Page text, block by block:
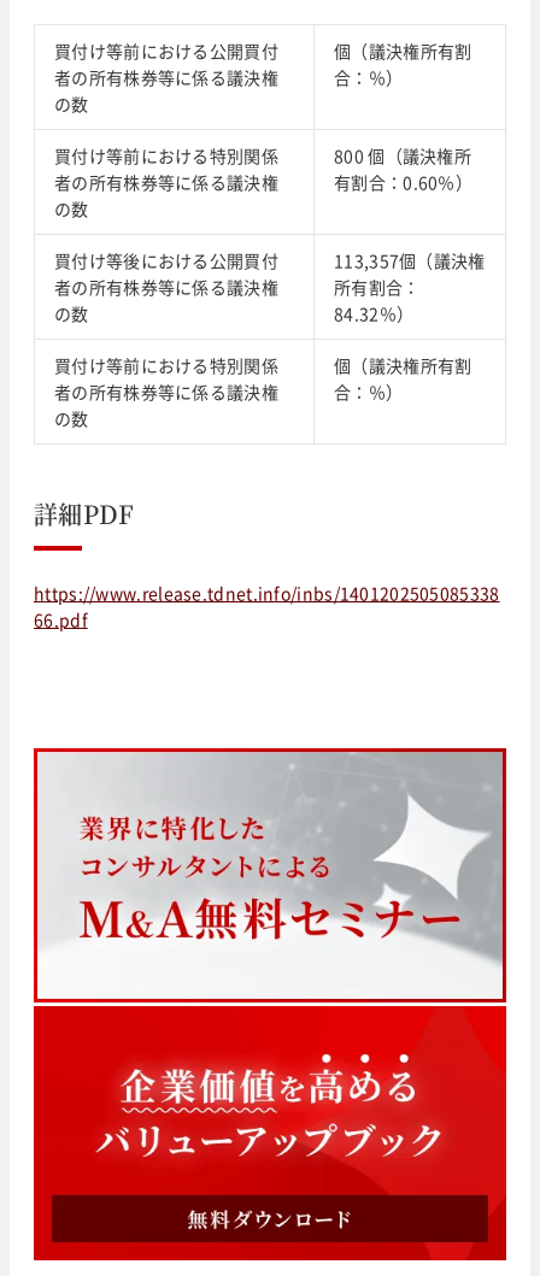
買付け等前における公開買付
者の所有株券等に係る議決権
の数
個（議決権所有割
合：％）
買付け等前における特別関係
者の所有株券等に係る議決権
の数
800 個（議決権所
有割合：0.60％）
買付け等後における公開買付
者の所有株券等に係る議決権
の数
113,357個（議決権
所有割合：
84.32％）
買付け等前における特別関係
者の所有株券等に係る議決権
の数
個（議決権所有割
合：％）
詳細PDF
https://www.release.tdnet.info/inbs/1401202505085338
66.pdf